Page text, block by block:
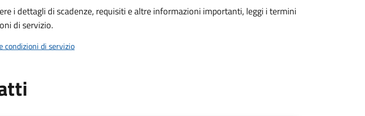
i dettagli di scadenze, requisiti e altre informazioni importanti, leggi i termini
di servizio.
condizioni di servizio